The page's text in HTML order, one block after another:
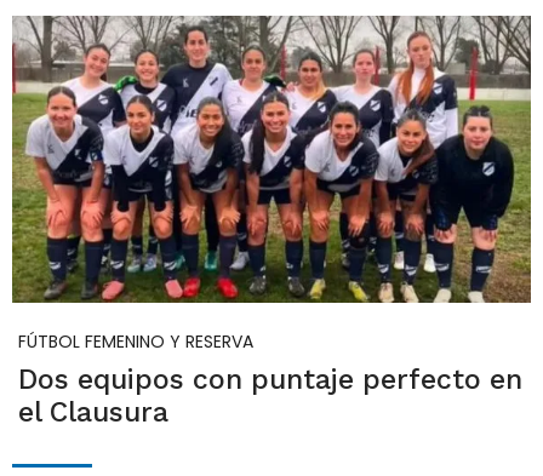
FÚTBOL FEMENINO Y RESERVA
Dos equipos con puntaje perfecto en
el Clausura